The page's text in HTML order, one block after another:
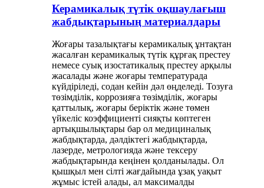
Керамикалық түтік оқшаулағыш
жабдықтарының материалдары
Жоғары тазалықтағы керамикалық ұнтақтан
жасалған керамикалық түтік құрғақ престеу
немесе суық изостатикалық престеу арқылы
жасалады және жоғары температурада
күйдіріледі, содан кейін дәл өңделеді. Тозуға
төзімділік, коррозияға төзімділік, жоғары
қаттылық, жоғары беріктік және төмен
үйкеліс коэффициенті сияқты көптеген
артықшылықтары бар ол медициналық
жабдықтарда, дәлдіктегі жабдықтарда,
лазерде, метрологияда және тексеру
жабдықтарында кеңінен қолданылады. Ол
қышқыл мен сілті жағдайында ұзақ уақыт
жұмыс істей алады, ал максималды